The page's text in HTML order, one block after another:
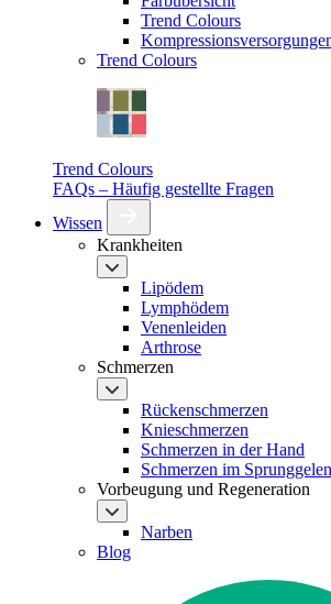
Trend Colours
Trend Colours
Trend Colours
FAQs – Häufig gestellte Fragen
Wissen
Krankheiten
Lipödem
Lymphödem
Venenleiden
Arthrose
Schmerzen
Rückenschmerzen
Knieschmerzen
Schmerzen in der Hand
Schmerzen im
Vorbeugung und Regeneration
Narben
Blog